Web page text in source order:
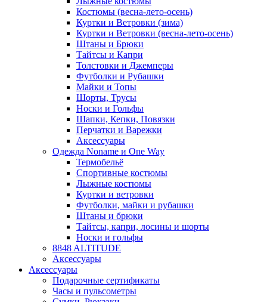
Костюмы (весна-лето-осень)
Куртки и Ветровки (зима)
Куртки и Ветровки (весна-лето-осень)
Штаны и Брюки
Тайтсы и Капри
Толстовки и Джемперы
Футболки и Рубашки
Майки и Топы
Шорты, Трусы
Носки и Гольфы
Шапки, Кепки, Повязки
Перчатки и Варежки
Аксессуары
Одежда Noname и One Way
Термобельё
Спортивные костюмы
Лыжные костюмы
Куртки и ветровки
Футболки, майки и рубашки
Штаны и брюки
Тайтсы, капри, лосины и шорты
Носки и гольфы
8848 ALTITUDE
Аксессуары
Аксессуары
Подарочные сертификаты
Часы и пульсометры